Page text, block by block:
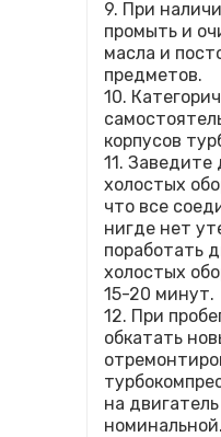
9. При
промыть и
масла и
предметов.
10.
корпусов
11. Заведите
холостых
что все
нигде нет
поработать
холостых
15-20 минут.
12. При
обкатать
на
номинальной.